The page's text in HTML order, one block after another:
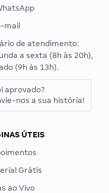
mail
de atendimento:
a sexta (8h às 20h),
(9h às 13h).
aprovado?
nos a sua história!
ÚTEIS
Grátis
ao Vivo